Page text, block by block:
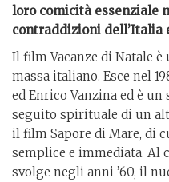
loro comicità essenziale
contraddizioni dell’Italia
Il film Vacanze di Natale è
massa italiano. Esce nel
ed Enrico Vanzina ed è un
seguito spirituale di un
il film Sapore di Mare, di
semplice e immediata. Al
svolge negli anni ’60, il